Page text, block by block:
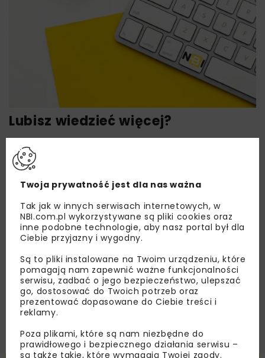
Lubisz wiedzieć więcej?
Zapisz się do newslettera aby otrzymywać od
nas najlepsze informacje branżowe,
zaproszenia na wydarzenia, atrakcyjne oferty i
dedykowane akcje specjalne.
Zapoznałam/em się zPolityką Prywatności
podany przeze mnie adres e-mail korespondencji
handlowej w postaci newslettera.
ZAPISZ MNIE
Twoja prywatność jest dla nas ważna
Tak jak w innych serwisach internetowych, w
NBI.com.pl wykorzystywane są pliki cookies oraz
inne podobne technologie, aby nasz portal był dla
Ciebie przyjazny i wygodny.
Są to pliki instalowane na Twoim urządzeniu, które
pomagają nam zapewnić ważne funkcjonalności
serwisu, zadbać o jego bezpieczeństwo, ulepszać
go, dostosować do Twoich potrzeb oraz
prezentować dopasowane do Ciebie treści i
reklamy.
Poza plikami, które są nam niezbędne do
prawidłowego i bezpiecznego działania serwisu –
są także takie, które wymagają Twojej zgody.